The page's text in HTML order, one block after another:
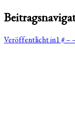
Veröffentlicht in1 # –